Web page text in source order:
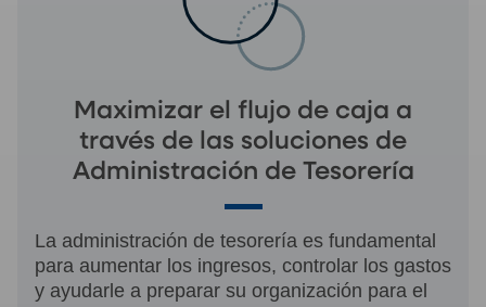
Maximizar el flujo de caja a
través de las soluciones de
Administración de Tesorería
La administración de tesorería es fundamental
para aumentar los ingresos, controlar los gastos
y ayudarle a preparar su organización para el